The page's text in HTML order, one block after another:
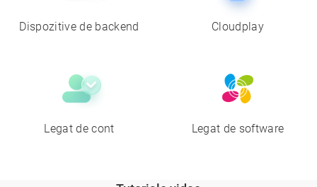
Dispozitive de backend Cloudplay
Legat de cont Legat de software